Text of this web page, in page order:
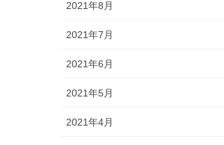
2021年8月
2021年7月
2021年6月
2021年5月
2021年4月